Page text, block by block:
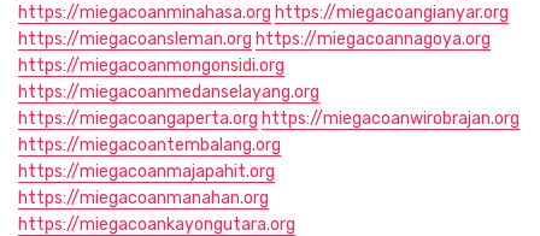
https://miegacoanminahasa.org https://miegacoangianyar.org
https://miegacoansleman.org https://miegacoannagoya.org
https://miegacoanmongonsidi.org
https://miegacoanmedanselayang.org
https://miegacoangaperta.org https://miegacoanwirobrajan.org
https://miegacoantembalang.org
https://miegacoanmajapahit.org
https://miegacoanmanahan.org
https://miegacoankayongutara.org